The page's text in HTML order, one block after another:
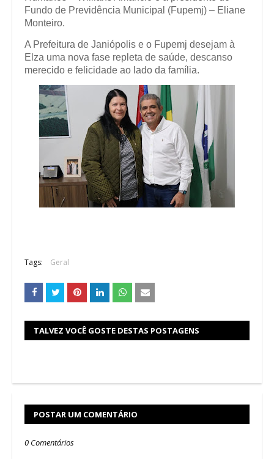
Fundo de Previdência Municipal (Fupemj) – Eliane
Monteiro.
A Prefeitura de Janiópolis e o Fupemj desejam à
Elza uma nova fase repleta de saúde, descanso
merecido e felicidade ao lado da família.
Tags: Geral
TALVEZ VOCÊ GOSTE DESTAS POSTAGENS
POSTAR UM COMENTÁRIO
0 Comentários